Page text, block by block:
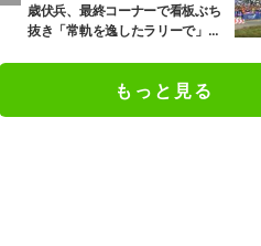
歳伏兵、最終コーナーで看板ぶち
抜き「常軌を逸したラリーで」最
もっと見る